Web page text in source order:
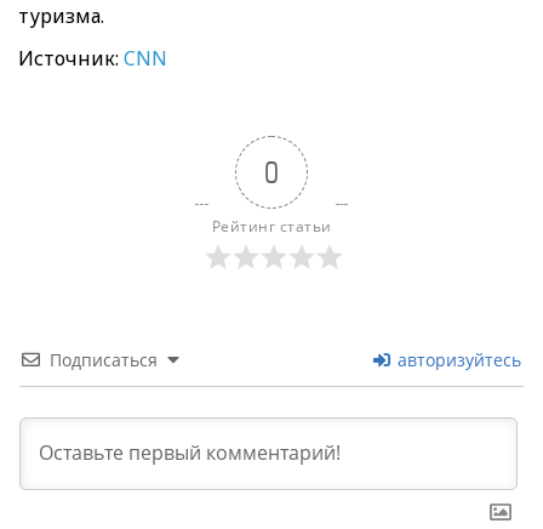
туризма.
Источник: CNN
0
Рейтинг статьи
Подписаться авторизуйтесь